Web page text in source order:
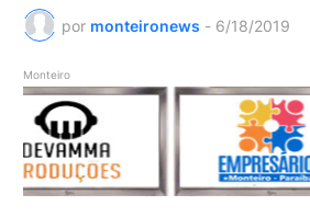
por monteironews - 6/18/2019
Monteiro